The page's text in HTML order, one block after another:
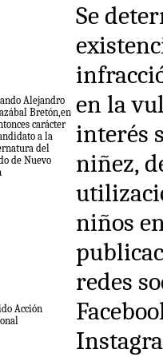
Alejandro
Bretón,en
carácter
a la
del
de Nuevo
Se
en la
interés
niñez,
niños
redes
Acción